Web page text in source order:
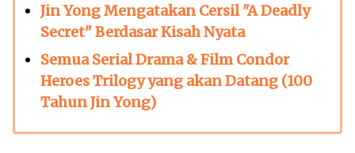
Jin Yong Mengatakan Cersil "A Deadly
Secret" Berdasar Kisah Nyata
Semua Serial Drama & Film Condor
Heroes Trilogy yang akan Datang (100
Tahun Jin Yong)